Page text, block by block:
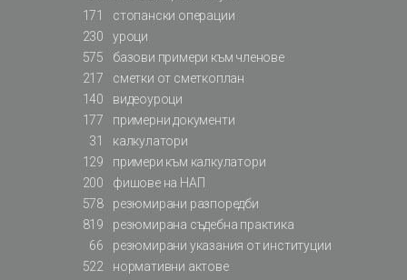
171
стопански операции
230
уроци
575
базови примери към членове
217
сметки от сметкоплан
140
видеоуроци
177
примерни документи
31
калкулатори
129
примери към калкулатори
200
фишове на НАП
578
резюмирани разпоредби
819
резюмирана съдебна практика
66
резюмирани указания от институции
522
нормативни актове